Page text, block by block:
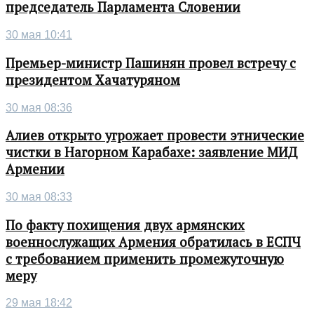
председатель Парламента Словении
30 мая 10:41
Премьер-министр Пашинян провел встречу с
президентом Хачатуряном
30 мая 08:36
Алиев открыто угрожает провести этнические
чистки в Нагорном Карабахе: заявление МИД
Армении
30 мая 08:33
По факту похищения двух армянских
военнослужащих Армения обратилась в ЕСПЧ
с требованием применить промежуточную
меру
29 мая 18:42